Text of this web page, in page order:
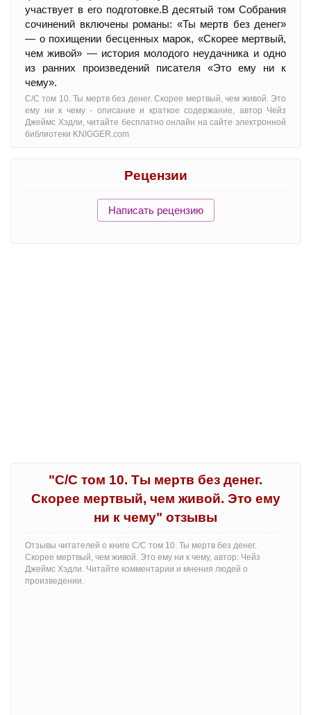
участвует в его подготовке.В десятый том Собрания
сочинений включены романы: «Ты мертв без денег»
— о похищении бесценных марок, «Скорее мертвый,
чем живой» — история молодого неудачника и одно
из ранних произведений писателя «Это ему ни к
чему».
С/С том 10. Ты мертв без денег. Скорее мертвый, чем живой. Это
ему ни к чему - oписание и краткое содержание, автор Чейз
Джеймс Хэдли, читайте бесплатно онлайн на сайте электронной
библиотеки KNIGGER.com
Рецензии
Написать рецензию
"С/С том 10. Ты мертв без денег.
Скорее мертвый, чем живой. Это ему
ни к чему" отзывы
Отзывы читателей о книге С/С том 10. Ты мертв без денег.
Скорее мертвый, чем живой. Это ему ни к чему, автор: Чейз
Джеймс Хэдли. Читайте комментарии и мнения людей о
произведении.